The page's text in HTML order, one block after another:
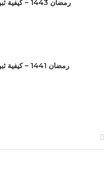
رمضان 1443 – كيفية ثبوت شهر الصوم
رمضان 1441 – كيفية ثبوت شهر الصوم